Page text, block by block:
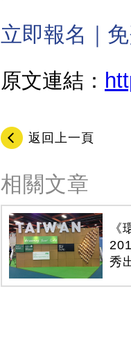
立即報名｜
原文連結：
返回上一頁
相關文章
秀